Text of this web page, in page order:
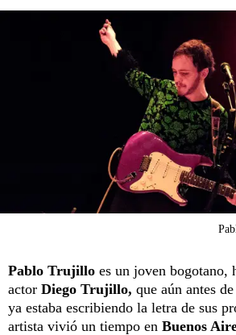
Pablo Trujillo es un joven bogotano,
actor Diego Trujillo, que aún antes
ya estaba escribiendo la letra de sus
artista vivió un tiempo en Buenos